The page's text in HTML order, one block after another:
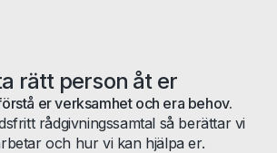
rätt person åt er
er verksamhet och era behov.
rådgivningssamtal så berättar vi
och hur vi kan hjälpa er.